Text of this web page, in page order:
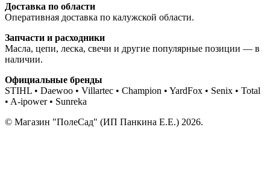
Доставка по области
Оперативная доставка по калужской области.
Запчасти и расходники
Масла, цепи, леска, свечи и другие популярные позиции — в
наличии.
Официальные бренды
STIHL • Daewoo • Villartec • Champion • YardFox • Senix • Total
• A-ipower • Sunreka
© Магазин "ПолеСад" (ИП Панкина Е.Е.) 2026.